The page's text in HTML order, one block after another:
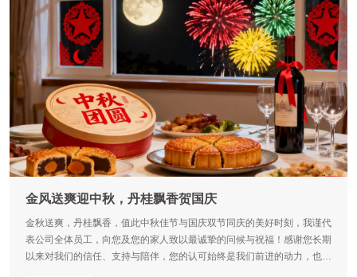
金风送爽迎中秋，丹桂飘香贺国庆
金秋送爽，丹桂飘香，值此中秋佳节与国庆双节同庆的美好时刻，我谨代
表公司全体员工，向您及您的家人致以最诚挚的问候与祝福！感谢您长期
以来对我们的信任、支持与陪伴，您的认可始终是我们前进的动力，也是